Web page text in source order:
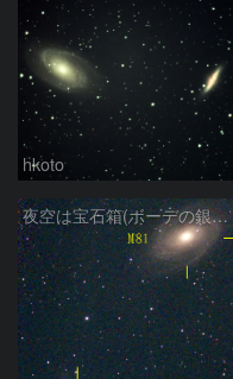
hkoto
夜空は宝石箱(ボーデの銀河 M81) Seestar50